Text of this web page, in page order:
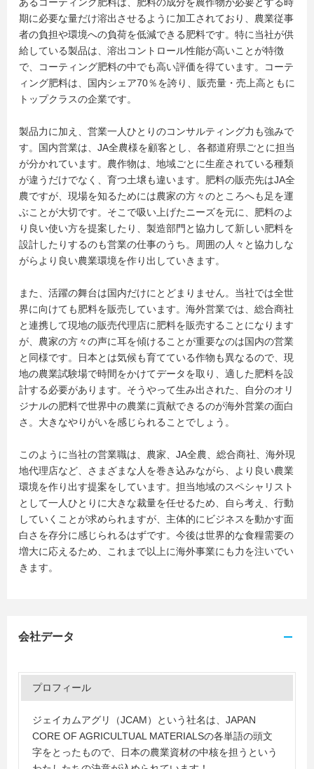
期に必要な量だけ溶出させるように加工されており、農業従事
者の負担や環境への負荷を低減できる肥料です。特に当社が供
給している製品は、溶出コントロール性能が高いことが特徴
で、コーティング肥料の中でも高い評価を得ています。コーテ
ィング肥料は、国内シェア70％を誇り、販売量・売上高ともに
トップクラスの企業です。
製品力に加え、営業一人ひとりのコンサルティング力も強みで
す。国内営業は、JA全農様を顧客とし、各都道府県ごとに担当
が分かれています。農作物は、地域ごとに生産されている種類
が違うだけでなく、育つ土壌も違います。肥料の販売先はJA全
農ですが、現場を知るためには農家の方々のところへも足を運
ぶことが大切です。そこで吸い上げたニーズを元に、肥料のよ
り良い使い方を提案したり、製造部門と協力して新しい肥料を
設計したりするのも営業の仕事のうち。周囲の人々と協力しな
がらより良い農業環境を作り出していきます。
また、活躍の舞台は国内だけにとどまりません。当社では全世
界に向けても肥料を販売しています。海外営業では、総合商社
と連携して現地の販売代理店に肥料を販売することになります
が、農家の方々の声に耳を傾けることが重要なのは国内の営業
と同様です。日本とは気候も育てている作物も異なるので、現
地の農業試験場で時間をかけてデータを取り、適した肥料を設
計する必要があります。そうやって生み出された、自分のオリ
ジナルの肥料で世界中の農業に貢献できるのが海外営業の面白
さ。大きなやりがいを感じられることでしょう。
このように当社の営業職は、農家、JA全農、総合商社、海外現
地代理店など、さまざまな人を巻き込みながら、より良い農業
環境を作り出す提案をしています。担当地域のスペシャリスト
として一人ひとりに大きな裁量を任せるため、自ら考え、行動
していくことが求められますが、主体的にビジネスを動かす面
白さを存分に感じられるはずです。今後は世界的な食糧需要の
増大に応えるため、これまで以上に海外事業にも力を注いでい
きます。
会社データ
プロフィール
ジェイカムアグリ（JCAM）という社名は、JAPAN
CORE OF AGRICULTUAL MATERIALSの各単語の頭文
字をとったもので、日本の農業資材の中核を担うという